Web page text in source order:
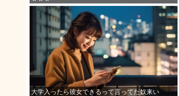
大学入ったら彼女できるって言ってた奴来い